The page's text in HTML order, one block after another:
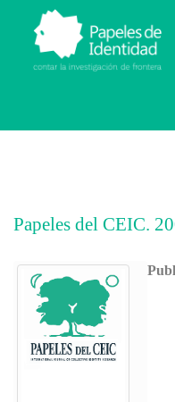
Papeles del CEIC.